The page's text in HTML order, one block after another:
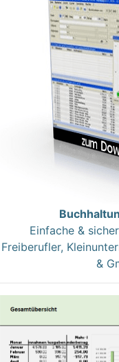
Einfache &
Freiberufler,
&